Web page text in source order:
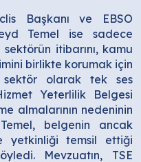
Başkanı ve EBSO
Temel ise sadece
itibarını, kamu
birlikte korumak için
sektör olarak tek ses
Yeterlilik Belgesi
almalarının nedeninin
belgenin ancak
yetkinliği temsil ettiği
Mevzuatın, TSE